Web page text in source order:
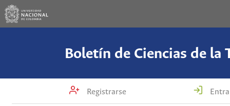
Boletín de Ciencias de la
Registrarse